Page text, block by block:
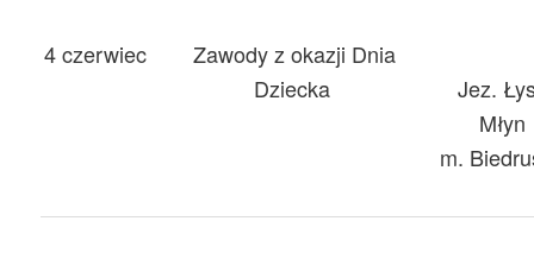
4 czerwiec
Zawody z okazji Dnia
Dziecka
Jez.
Młyn
m.